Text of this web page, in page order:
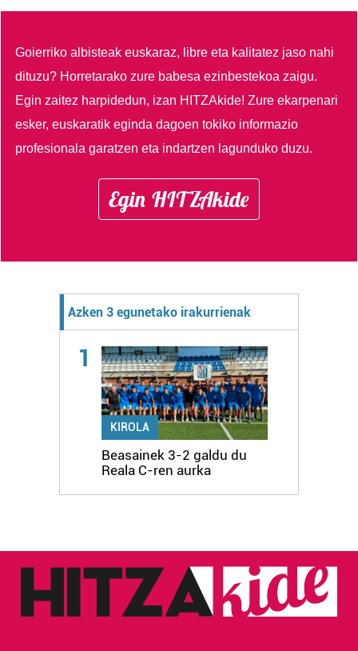
Goierriko albisteak euskaraz, libre eta kalitatez jaso nahi
dituzu? Horretarako zure babesa ezinbestekoa zaigu.
Egin zaitez harpidedun, izan HITZAkide!Zure ekarpenari
esker, euskaratik eginda dagoen tokiko informazio
profesionala garatzen eta indartzen lagunduko duzu.
Egin HITZAkide
Azken 3 egunetako irakurrienak
1
KIROLA
Beasainek 3-2 galdu du
Reala C-ren aurka